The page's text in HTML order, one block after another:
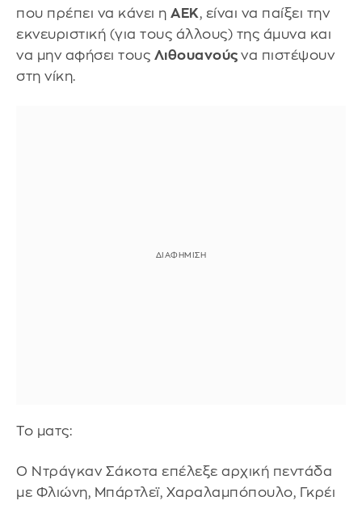
που πρέπει να κάνει η ΑΕΚ, είναι να παίξει την
εκνευριστική (για τους άλλους) της άμυνα και
να μην αφήσει τους Λιθουανούς να πιστέψουν
στη νίκη.
Το ματς:
Ο Ντράγκαν Σάκοτα επέλεξε αρχική πεντάδα
με Φλιώνη, Μπάρτλεϊ, Χαραλαμπόπουλο, Γκρέι